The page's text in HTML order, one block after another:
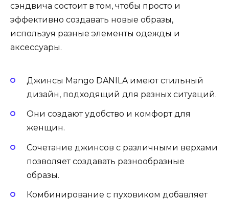
сэндвича состоит в том, чтобы просто и
эффективно создавать новые образы,
используя разные элементы одежды и
аксессуары.
Джинсы Mango DANILA имеют стильный
дизайн, подходящий для разных ситуаций.
Они создают удобство и комфорт для
женщин.
Сочетание джинсов с различными верхами
позволяет создавать разнообразные
образы.
Комбинирование с пуховиком добавляет